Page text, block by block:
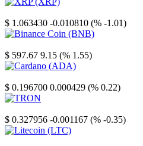
$ 1.063430 -0.010810 (% -1.01)
$ 597.67 9.15 (% 1.55)
$ 0.196700 0.000429 (% 0.22)
$ 0.327956 -0.001167 (% -0.35)